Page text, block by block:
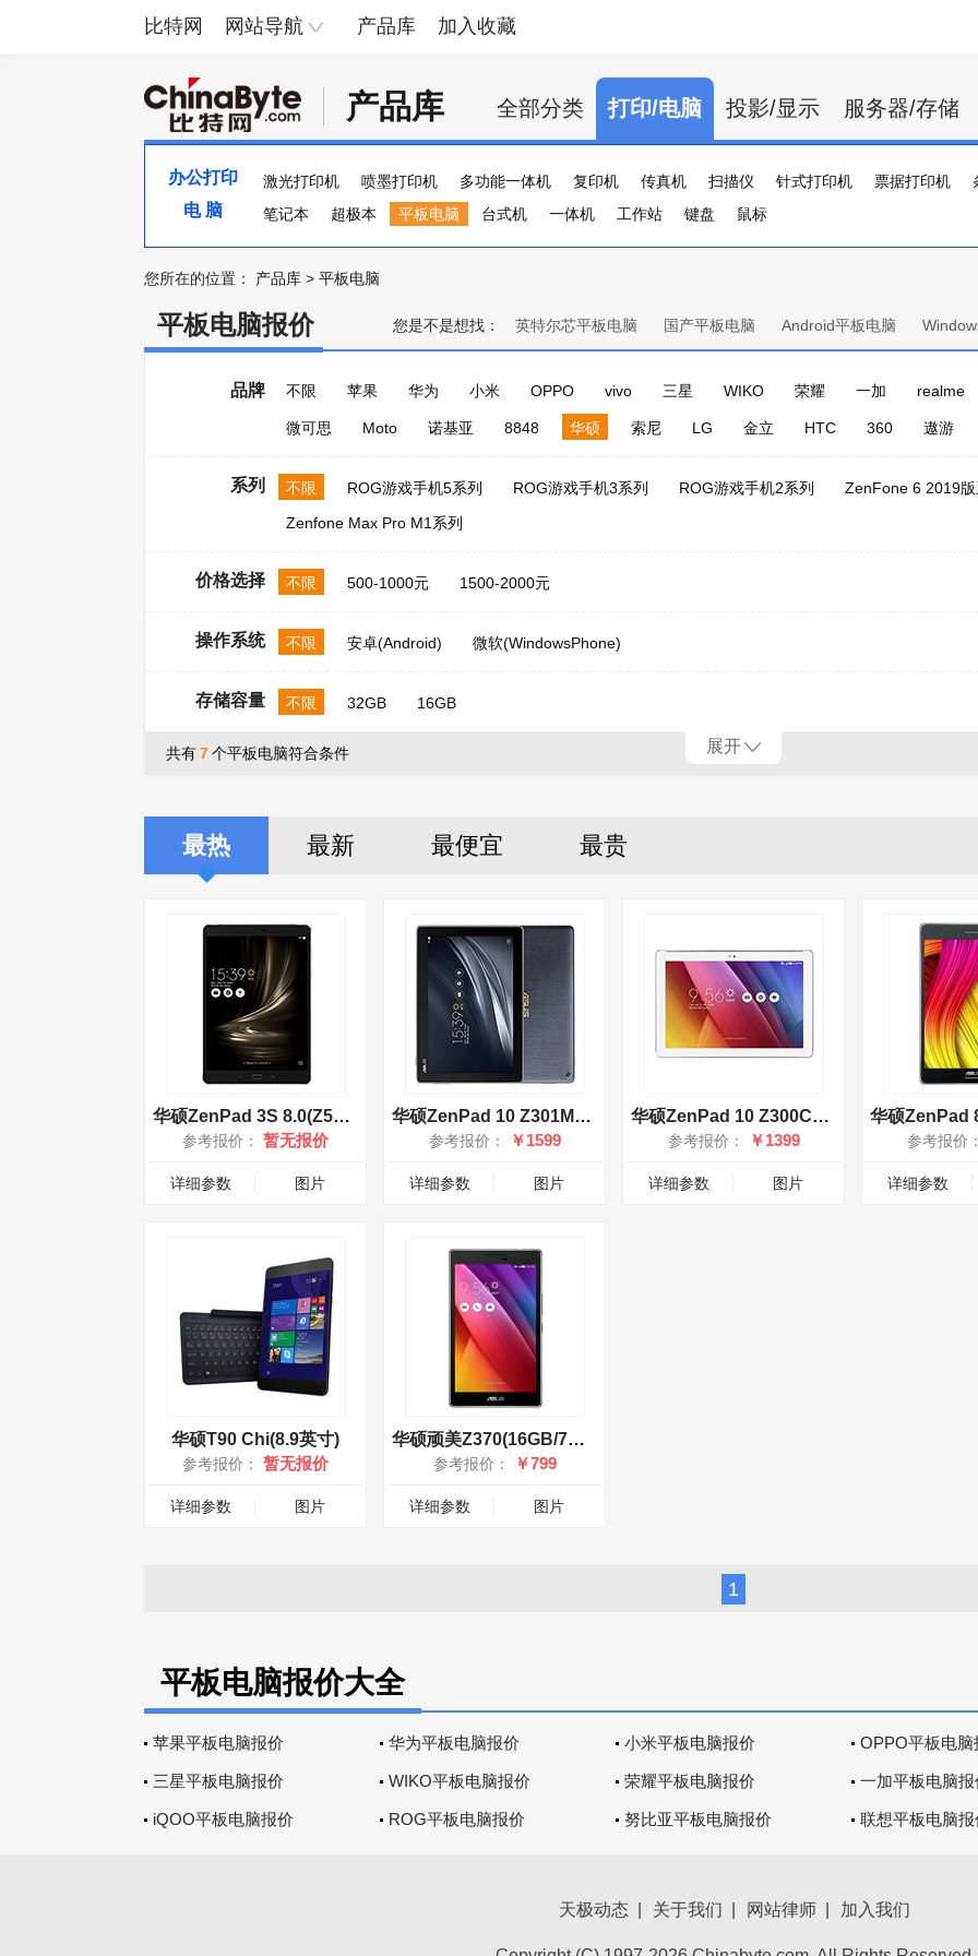
比特网 网站导航 产品库 加入收藏
产品库 全部分类 打印/电脑 投影/显示 服务器/存储
办公打印 激光打印机 喷墨打印机 多功能一体机 复印机 传真机 扫描仪 针式打印机 票据打印机
便携照片打印机
页宽打印机 证卡打印机 大幅打印机 标签打印机
电 脑 笔记本 超极本 平板电脑 台式机 一体机 工作站 键盘 鼠标
您所在的位置： 产品库 > 平板电脑
平板电脑报价 您是不是想找： 英特尔芯平板电脑 国产平板电脑 Android平板电脑
品牌 不限 苹果 华为 小米 OPPO vivo 三星 WIKO 荣耀 一加 realme
微可思 Moto 诺基亚 8848 华硕 索尼 LG 金立 HTC 360 遨游
系列 不限 ROG游戏手机5系列 ROG游戏手机3系列 ROG游戏手机2系列
ZenFone 6 2019
Zenfone Max Pro M1系列
价格选择 不限 500-1000元 1500-2000元
操作系统 不限 安卓(Android) 微软(WindowsPhone)
存储容量 不限 32GB 16GB
展开
共有7个平板电脑符合条件
最热 最新 最便宜 最贵
华硕ZenPad 3S 8.0(Z582KL)
参考报价： 暂无报价
详细参数 图片
华硕ZenPad 10 Z301MF(32GB/10.1英寸)
参考报价： ￥1599
详细参数 图片
华硕ZenPad 10 Z300CG(10.1英寸/16GB)
参考报价： ￥1399
详细参数 图片
参考报价
详细参数
华硕T90 Chi(8.9英寸)
参考报价： 暂无报价
详细参数 图片
华硕顽美Z370(16GB/7英寸)
参考报价： ￥799
详细参数 图片
1
平板电脑报价大全
苹果平板电脑报价 华为平板电脑报价 小米平板电脑报价 OPPO平板电脑
三星平板电脑报价 WIKO平板电脑报价 荣耀平板电脑报价 一加平板电脑报
iQOO平板电脑报价 ROG平板电脑报价 努比亚平板电脑报价 联想平板电脑报
天极动态 关于我们 网站律师 加入我们